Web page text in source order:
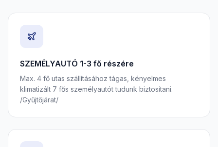
SZEMÉLYAUTÓ 1-3 fő részére
Max. 4 fő utas szállításához tágas, kényelmes
klimatizált 7 fős személyautót tudunk biztosítani.
/Gyűjtőjárat/